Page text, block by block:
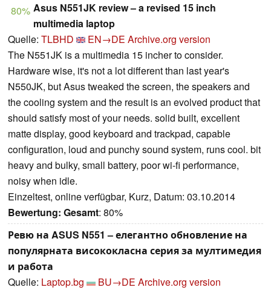
80% Asus N551JK review – a revised 15 inch
multimedia laptop
Quelle: TLBHD EN→DE Archive.org version
The N551JK is a multimedia 15 incher to consider.
Hardware wise, it's not a lot different than last year's
N550JK, but Asus tweaked the screen, the speakers and
the cooling system and the result is an evolved product that
should satisfy most of your needs. solid built, excellent
matte display, good keyboard and trackpad, capable
configuration, loud and punchy sound system, runs cool. bit
heavy and bulky, small battery, poor wi-fi performance,
noisy when idle.
Einzeltest, online verfügbar, Kurz, Datum: 03.10.2014
Bewertung: Gesamt: 80%
Ревю на ASUS N551 – елегантно обновление на
популярната висококласна серия за мултимедия
и работа
Quelle: Laptop.bg BU→DE Archive.org version